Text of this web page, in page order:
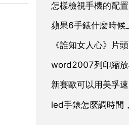
怎樣檢視手機的配
蘋果6手錶什麼時候
word2007列印縮放
新賽歐可以用美孚